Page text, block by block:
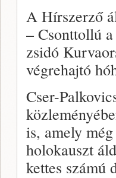
A Hírszerző
– Csonttollú a
zsidó
végrehajtó
Cser-
is, amely
holokauszt
kettes számú